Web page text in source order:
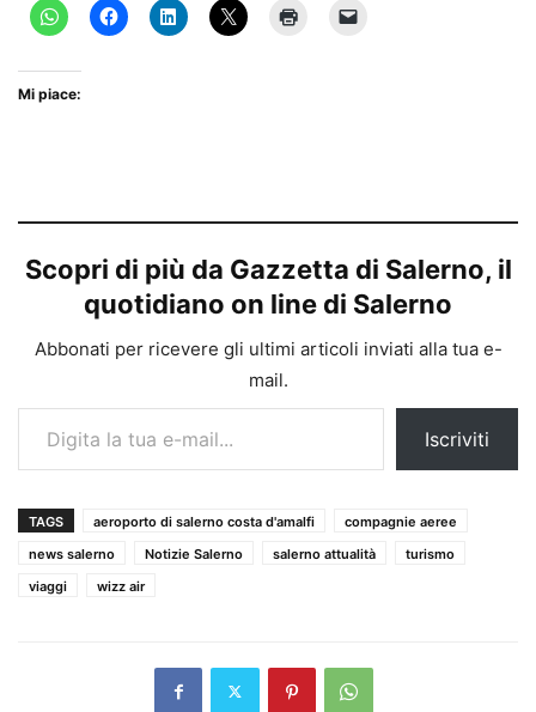
Mi piace:
Scopri di più da Gazzetta di Salerno, il
quotidiano on line di Salerno
Abbonati per ricevere gli ultimi articoli inviati alla tua e-
mail.
Digita la tua e-mail...
Iscriviti
TAGS aeroporto di salerno costa d'amalfi
compagnie aeree
news salerno
Notizie Salerno salerno attualità
turismo
viaggi
wizz air